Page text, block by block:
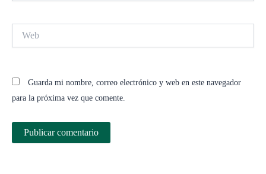
Guarda mi nombre, correo electrónico y web en este navegador
para la próxima vez que comente.